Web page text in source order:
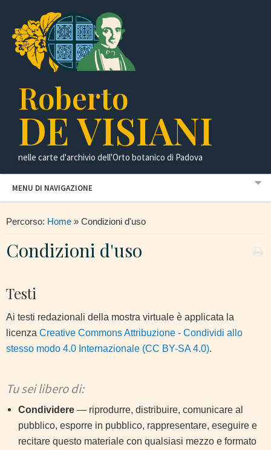
Roberto
DE VISIANI
nelle carte d'archivio dell'Orto botanico di Padova
MENU DI NAVIGAZIONE
Percorso: Home » Condizioni d'uso
Condizioni d'uso
Testi
Ai testi redazionali della mostra virtuale è applicata la
licenza Creative Commons Attribuzione - Condividi allo
stesso modo 4.0 Internazionale (CC BY-SA 4.0)
Tu sei libero di:
Condividere — riprodurre, distribuire, comunicare al
pubblico, esporre in pubblico, rappresentare, eseguire e
recitare questo materiale con qualsiasi mezzo e formato